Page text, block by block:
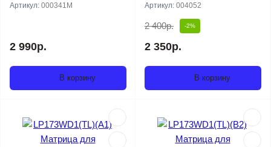
Артикул: 000341M
2 990р.
В корзину
Артикул: 004052
2 400р. -2%
2 350р.
В корзину